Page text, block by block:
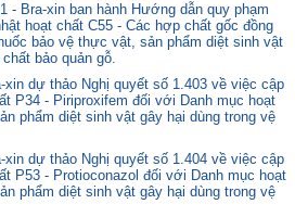
- Bra-xin ban hành Hướng dẫn quy phạm
hoạt chất C55 - Các hợp chất gốc đồng
bảo vệ thực vật, sản phẩm diệt sinh vật
bảo quản gỗ.
xin dự thảo Nghị quyết số 1.403 về việc cập
P34 - Piriproxifem đối với Danh mục hoạt
phẩm diệt sinh vật gây hại dùng trong vệ
xin dự thảo Nghị quyết số 1.404 về việc cập
P53 - Protioconazol đối với Danh mục hoạt
phẩm diệt sinh vật gây hại dùng trong vệ